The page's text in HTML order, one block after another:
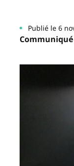
Publié le 6
Communiqué